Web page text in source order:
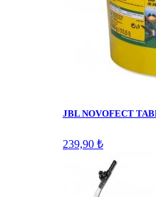
JBL NOVOFECT
239,90 ₺